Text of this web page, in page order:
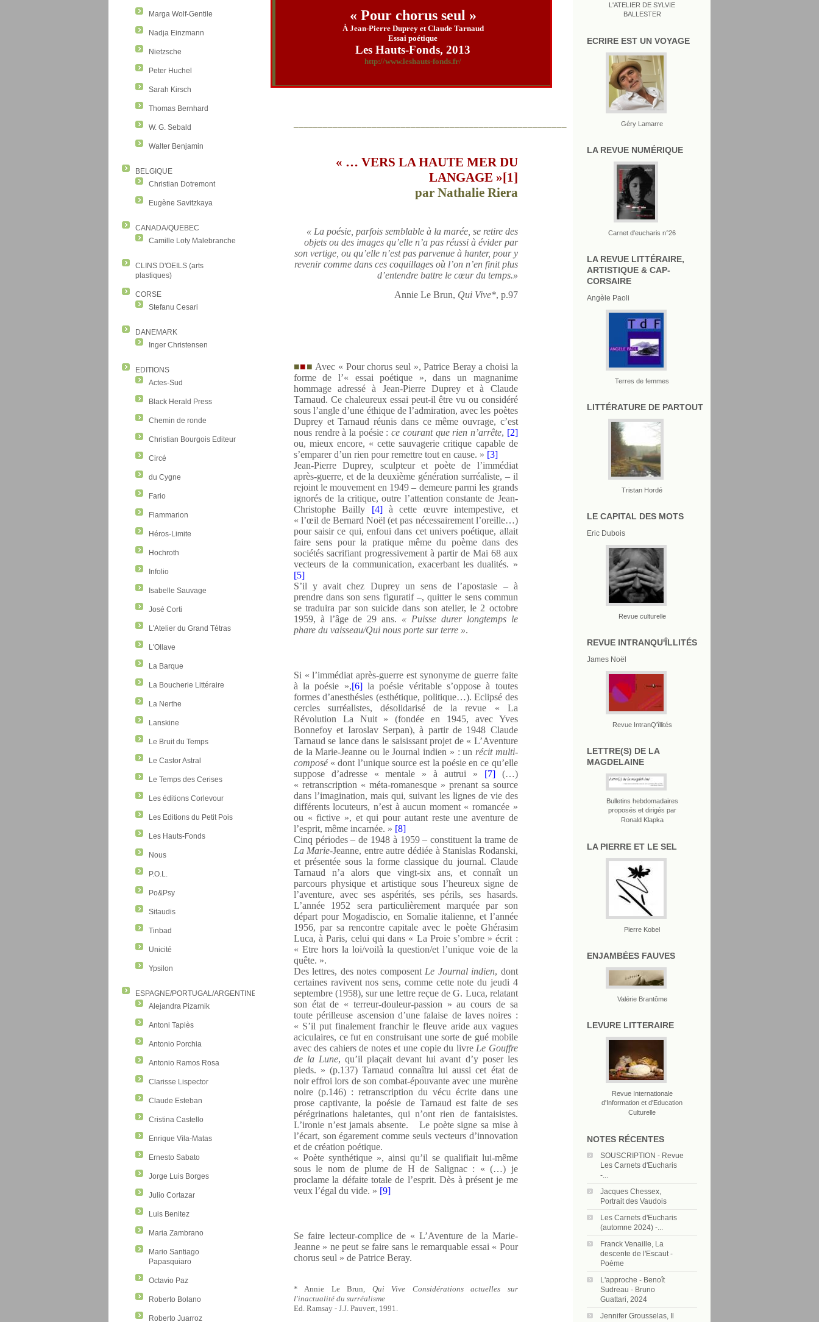
Marga Wolf-Gentile
Nadja Einzmann
Nietzsche
Peter Huchel
Sarah Kirsch
Thomas Bernhard
W. G. Sebald
Walter Benjamin
BELGIQUE
Christian Dotremont
Eugène Savitzkaya
CANADA/QUEBEC
Camille Loty Malebranche
CLINS D'OEILS (arts
plastiques)
CORSE
Stefanu Cesari
DANEMARK
Inger Christensen
EDITIONS
Actes-Sud
Black Herald Press
Chemin de ronde
Christian Bourgois Editeur
Circé
du Cygne
Fario
Flammarion
Héros-Limite
Hochroth
Infolio
Isabelle Sauvage
José Corti
L'Atelier du Grand Tétras
L'Ollave
La Barque
La Boucherie Littéraire
La Nerthe
Lanskine
Le Bruit du Temps
Le Castor Astral
Le Temps des Cerises
Les éditions Corlevour
Les Editions du Petit Pois
Les Hauts-Fonds
Nous
P.O.L.
Po&Psy
Sitaudis
Tinbad
Unicité
Ypsilon
ESPAGNE/PORTUGAL/ARGENTINE/COLOMBIE
Alejandra Pizarnik
Antoni Tapiès
Antonio Porchia
Antonio Ramos Rosa
Clarisse Lispector
Claude Esteban
Cristina Castello
Enrique Vila-Matas
Ernesto Sabato
Jorge Luis Borges
Julio Cortazar
Luis Benitez
Maria Zambrano
Mario Santiago
Papasquiaro
Octavio Paz
Roberto Bolano
Roberto Juarroz
L'ATELIER DE SYLVIE
BALLESTER
ECRIRE EST UN VOYAGE
Géry Lamarre
LA REVUE NUMÉRIQUE
Carnet d'eucharis n°26
LA REVUE LITTÉRAIRE,
ARTISTIQUE & CAP-
CORSAIRE
Angèle Paoli
Terres de femmes
LITTÉRATURE DE PARTOUT
Tristan Hordé
LE CAPITAL DES MOTS
Eric Dubois
Revue culturelle
REVUE INTRANQU'ÎLLITÉS
James Noël
Revue IntranQ'îllités
LETTRE(S) DE LA
MAGDELAINE
Bulletins hebdomadaires
proposés et dirigés par
Ronald Klapka
LA PIERRE ET LE SEL
Pierre Kobel
ENJAMBÉES FAUVES
Valérie Brantôme
LEVURE LITTERAIRE
Revue Internationale
d'Information et d'Education
Culturelle
NOTES RÉCENTES
SOUSCRIPTION - Revue
Les Carnets d'Eucharis
-...
Jacques Chessex,
Portrait des Vaudois
Les Carnets d'Eucharis
(automne 2024) -...
Franck Venaille, La
descente de l'Escaut -
Poème
L'approche - Benoît
Sudreau - Bruno
Guattari, 2024
Jennifer Grousselas, Il
« Pour chorus seul »
À Jean-Pierre Duprey et Claude Tarnaud
Essai poétique
Les Hauts-Fonds, 2013
http://www.leshauts-fonds.fr/
« … VERS LA HAUTE MER DU
LANGAGE »[1]
par Nathalie Riera
« La poésie, parfois semblable à la marée, se retire des
objets ou des images qu’elle n’a pas réussi à évider par
son vertige, ou qu’elle n’est pas parvenue à hanter, pour y
revenir comme dans ces coquillages où l’on n’en finit plus
d’entendre battre le cœur du temps.»
Annie Le Brun, Qui Vive*, p.97
■■■ Avec « Pour chorus seul », Patrice Beray a choisi la
forme de l’« essai poétique », dans un magnanime
hommage adressé à Jean-Pierre Duprey et à Claude
Tarnaud. Ce chaleureux essai peut-il être vu ou considéré
sous l’angle d’une éthique de l’admiration, avec les poètes
Duprey et Tarnaud réunis dans ce même ouvrage, c’est
nous rendre à la poésie :ce courant que rien n’arrête, [2]
ou, mieux encore, « cette sauvagerie critique capable de
s’emparer d’un rien pour remettre tout en cause. » [3]
Jean-Pierre Duprey, sculpteur et poète de l’immédiat
après-guerre, et de la deuxième génération surréaliste, – il
rejoint le mouvement en 1949 – demeure parmi les grands
ignorés de la critique, outre l’attention constante de Jean-
Christophe Bailly [4]à cette œuvre intempestive, et
« l’œil de Bernard Noël (et pas nécessairement l’oreille…)
pour saisir ce qui, enfoui dans cet univers poétique, allait
faire sens pour la pratique même du poème dans des
sociétés sacrifiant progressivement à partir de Mai 68 aux
vecteurs de la communication, exacerbant les dualités. »
[5]
S’il y avait chez Duprey un sens de l’apostasie – à
prendre dans son sens figuratif –, quitter le sens commun
se traduira par son suicide dans son atelier, le 2 octobre
1959, à l’âge de 29 ans. « Puisse durer longtemps le
phare du vaisseau/Qui nous porte sur terre ».
Si « l’immédiat après-guerre est synonyme de guerre faite
à la poésie »,[6]la poésie véritable s’oppose à toutes
formes d’anesthésies (esthétique, politique…). Eclipsé des
cercles surréalistes, désolidarisé de la revue « La
Révolution La Nuit » (fondée en 1945, avec Yves
Bonnefoy et Iaroslav Serpan), à partir de 1948 Claude
Tarnaud se lance dans le saisissant projet de « L’Aventure
de la Marie-Jeanne ou le Journal indien » : un récit multi-
composé« dont l’unique source est la poésie en ce qu’elle
suppose d’adresse « mentale » à autrui » [7](…)
« retranscription « méta-romanesque » prenant sa source
dans l’imagination, mais qui, suivant les lignes de vie des
différents locuteurs, n’est à aucun moment « romancée »
ou « fictive », et qui pour autant reste une aventure de
l’esprit, même incarnée. » [8]
Cinq périodes – de 1948 à 1959 – constituent la trame de
La Marie-Jeanne, entre autre dédiée à Stanislas Rodanski,
et présentée sous la forme classique du journal. Claude
Tarnaud n’a alors que vingt-six ans, et connaît un
parcours physique et artistique sous l’heureux signe de
l’aventure, avec ses aspérités, ses périls, ses hasards.
L’année 1952 sera particulièrement marquée par son
départ pour Mogadiscio, en Somalie italienne, et l’année
1956, par sa rencontre capitale avec le poète Ghérasim
Luca, à Paris, celui qui dans « La Proie s’ombre » écrit :
« Etre hors la loi/voilà la question/et l’unique voie de la
quête. ».
Des lettres, des notes composent Le Journal indien, dont
certaines ravivent nos sens, comme cette note du jeudi 4
septembre (1958), sur une lettre reçue de G. Luca, relatant
son état de « terreur-douleur-passion » au cours de sa
toute périlleuse ascension d’une falaise de laves noires :
« S’il put finalement franchir le fleuve aride aux vagues
aciculaires, ce fut en construisant une sorte de gué mobile
avec des cahiers de notes et une copie du livre Le Gouffre
de la Lune, qu’il plaçait devant lui avant d’y poser les
pieds. » (p.137) Tarnaud connaîtra lui aussi cet état de
noir effroi lors de son combat-épouvante avec une murène
noire (p.146) : retranscription du vécu écrite dans une
prose captivante, la poésie de Tarnaud est faite de ses
pérégrinations haletantes, qui n’ont rien de fantaisistes.
L’ironie n’est jamais absente.
Le poète signe sa mise à
l’écart, son égarement comme seuls vecteurs d’innovation
et de création poétique.
« Poète synthétique », ainsi qu’il se qualifiait lui-même
sous le nom de plume de H de Salignac : « (…) je
proclame la défaite totale de l’esprit. Dès à présent je me
veux l’égal du vide. » [9]
Se faire lecteur-complice de « L’Aventure de la Marie-
Jeanne » ne peut se faire sans le remarquable essai « Pour
chorus seul » de Patrice Beray.
* Annie Le Brun, Qui Vive Considérations actuelles sur
l'inactualité du surréalisme
Ed. Ramsay - J.J. Pauvert, 1991.